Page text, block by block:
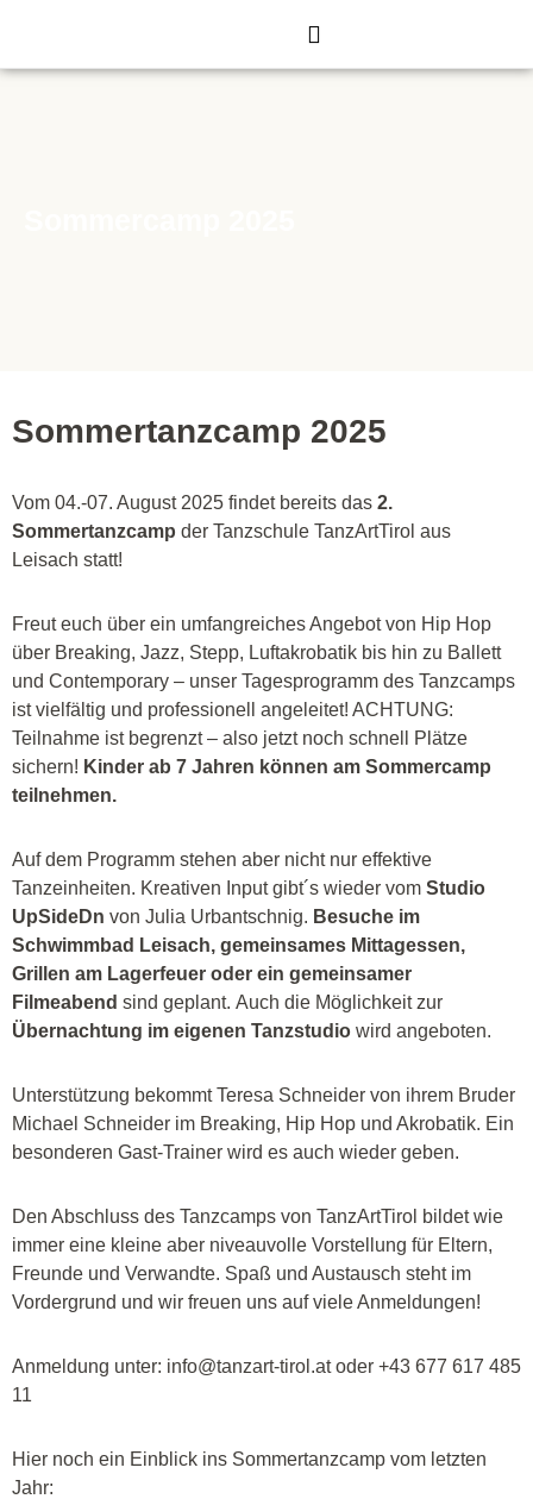
Zum
Sommertanzcamp 2025
Vom 04.-07. August 2025 findet bereits das 2.
Sommertanzcamp der Tanzschule TanzArtTirol aus
Leisach statt!
Freut euch über ein umfangreiches Angebot von Hip Hop
über Breaking, Jazz, Stepp, Luftakrobatik bis hin zu Ballett
und Contemporary – unser Tagesprogramm des Tanzcamps
ist vielfältig und professionell angeleitet! ACHTUNG:
Teilnahme ist begrenzt – also jetzt noch schnell Plätze
sichern! Kinder ab 7 Jahren können am Sommercamp
teilnehmen.
Auf dem Programm stehen aber nicht nur effektive
Tanzeinheiten. Kreativen Input gibt´s wieder vom Studio
UpSideDn von Julia Urbantschnig. Besuche im
Schwimmbad Leisach, gemeinsames Mittagessen,
Grillen am Lagerfeuer oder ein gemeinsamer
Filmeabend sind geplant. Auch die Möglichkeit zur
Übernachtung im eigenen Tanzstudio wird angeboten.
Unterstützung bekommt Teresa Schneider von ihrem Bruder
Michael Schneider im Breaking, Hip Hop und Akrobatik. Ein
besonderen Gast-Trainer wird es auch wieder geben.
Den Abschluss des Tanzcamps von TanzArtTirol bildet wie
immer eine kleine aber niveauvolle Vorstellung für Eltern,
Freunde und Verwandte. Spaß und Austausch steht im
Vordergrund und wir freuen uns auf viele Anmeldungen!
Anmeldung unter: info@tanzart-tirol.at oder +43 677 617 485
11
Hier noch ein Einblick ins Sommertanzcamp vom letzten
Jahr: